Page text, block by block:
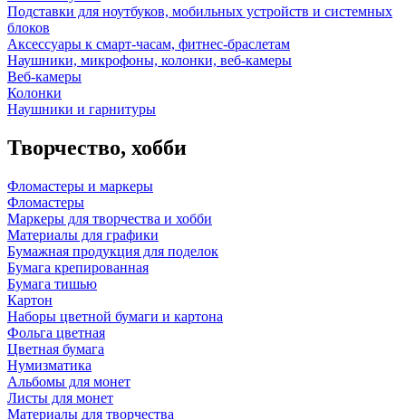
Подставки для ноутбуков, мобильных устройств и системных
блоков
Аксессуары к смарт-часам, фитнес-браслетам
Наушники, микрофоны, колонки, веб-камеры
Веб-камеры
Колонки
Наушники и гарнитуры
Творчество, хобби
Фломастеры и маркеры
Фломастеры
Маркеры для творчества и хобби
Материалы для графики
Бумажная продукция для поделок
Бумага крепированная
Бумага тишью
Картон
Наборы цветной бумаги и картона
Фольга цветная
Цветная бумага
Нумизматика
Альбомы для монет
Листы для монет
Материалы для творчества